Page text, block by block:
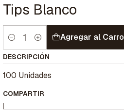
Tips Blanco
Cantidad
Agregar al Carro
DESCRIPCIÓN
100 Unidades
COMPARTIR
|